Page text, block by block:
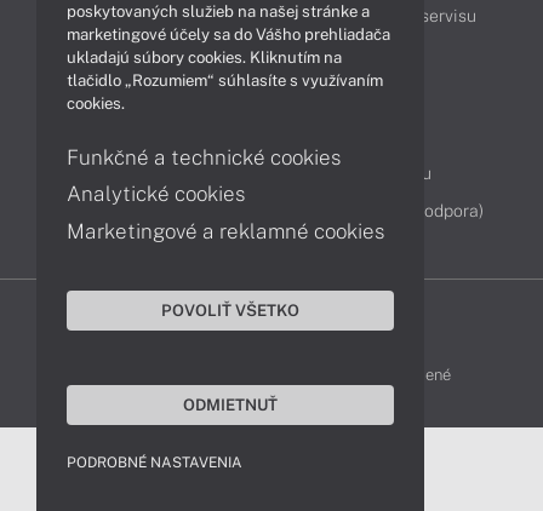
Podpora a servis
Servisné služby Cenník servisu
Kontakty
Reklamácia tovaru
Diagnostiky online
TeamViewer (vzdialená podpora)
DELL-SHOP © 2011 - 2026 Všetky práva vyhradené
poskytovaných služieb na našej stránke a
marketingové účely sa do Vášho prehliadača
ukladajú súbory cookies. Kliknutím na
tlačidlo „Rozumiem“ súhlasíte s využívaním
cookies.
Funkčné a technické cookies
Analytické cookies
Marketingové a reklamné cookies
POVOLIŤ VŠETKO
ODMIETNUŤ
PODROBNÉ NASTAVENIA